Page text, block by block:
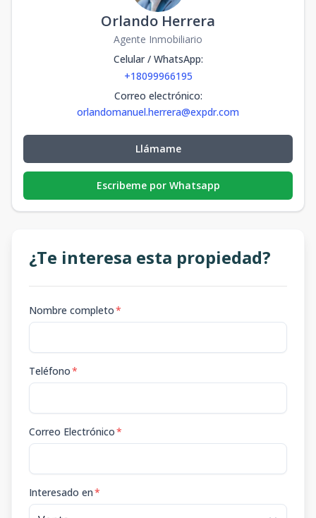
Orlando Herrera
Agente Inmobiliario
Celular / WhatsApp:
+18099966195
Correo electrónico:
orlandomanuel.herrera@expdr.com
Llámame
Escribeme por Whatsapp
¿Te interesa esta propiedad?
Nombre completo*
Teléfono*
Correo Electrónico*
Interesado en*